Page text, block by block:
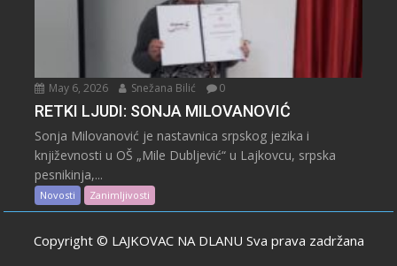
May 6, 2026 Snežana Bilić 0
RETKI LJUDI: SONJA MILOVANOVIĆ
Sonja Milovanović je nastavnica srpskog jezika i
književnosti u OŠ „Mile Dubljević“ u Lajkovcu, srpska
pesnikinja,...
Novosti Zanimljivosti
Copyright © LAJKOVAC NA DLANU Sva prava zadržana